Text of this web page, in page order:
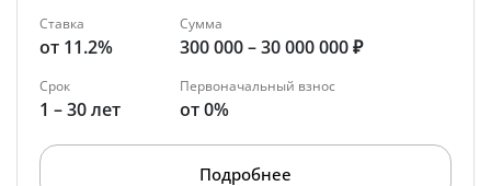
Ставка
от 11.2%
Сумма
300 000 – 30 000 000 ₽
Срок
1 – 30 лет
Первоначальный взнос
от 0%
Подробнее